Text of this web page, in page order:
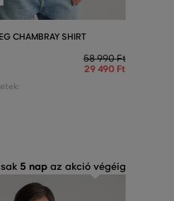
CHAMBRAY SHIRT
58 990 Ft
29 490 Ft
5 napaz akció végéig